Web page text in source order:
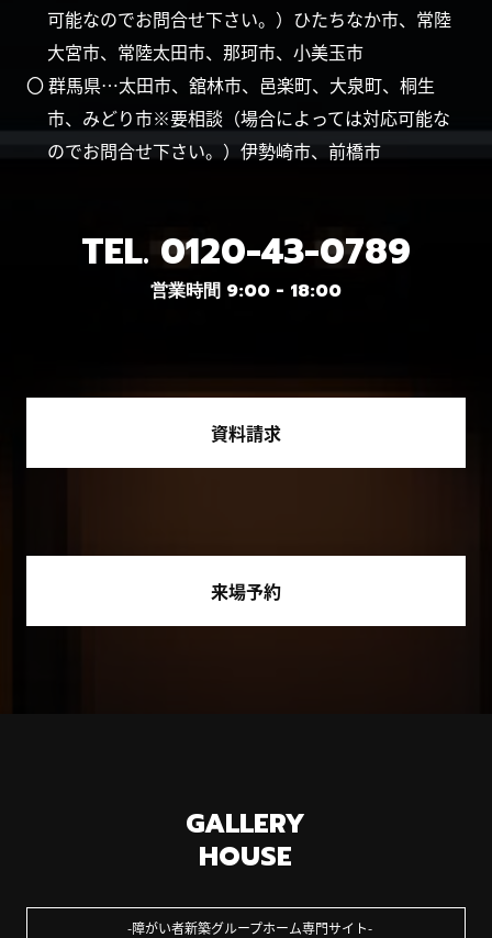
可能なのでお問合せ下さい。）ひたちなか市、常陸
大宮市、常陸太田市、那珂市、小美玉市
〇 群馬県…太田市、舘林市、邑楽町、大泉町、桐生
市、みどり市※要相談（場合によっては対応可能な
のでお問合せ下さい。）伊勢崎市、前橋市
TEL. 0120-43-0789
営業時間 9:00 - 18:00
資料請求
来場予約
GALLERY
HOUSE
障がい者新築グループホーム専門サイト